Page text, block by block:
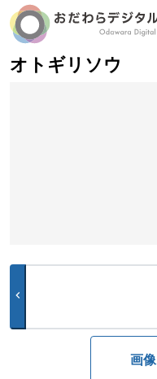
オトギリソウ
chevron_left
画